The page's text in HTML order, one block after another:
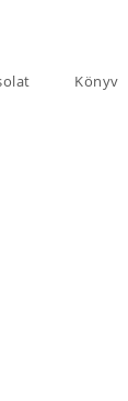
Könyv